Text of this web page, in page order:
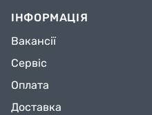
ІНФОРМАЦІЯ
Вакансії
Сервіс
Оплата
Доставка